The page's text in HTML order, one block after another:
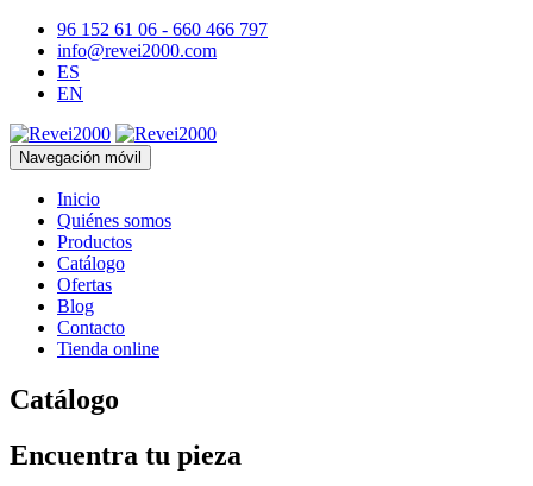
96 152 61 06 - 660 466 797
info@revei2000.com
ES
EN
Navegación móvil
Inicio
Quiénes somos
Productos
Catálogo
Ofertas
Blog
Contacto
Tienda online
Catálogo
Encuentra tu pieza